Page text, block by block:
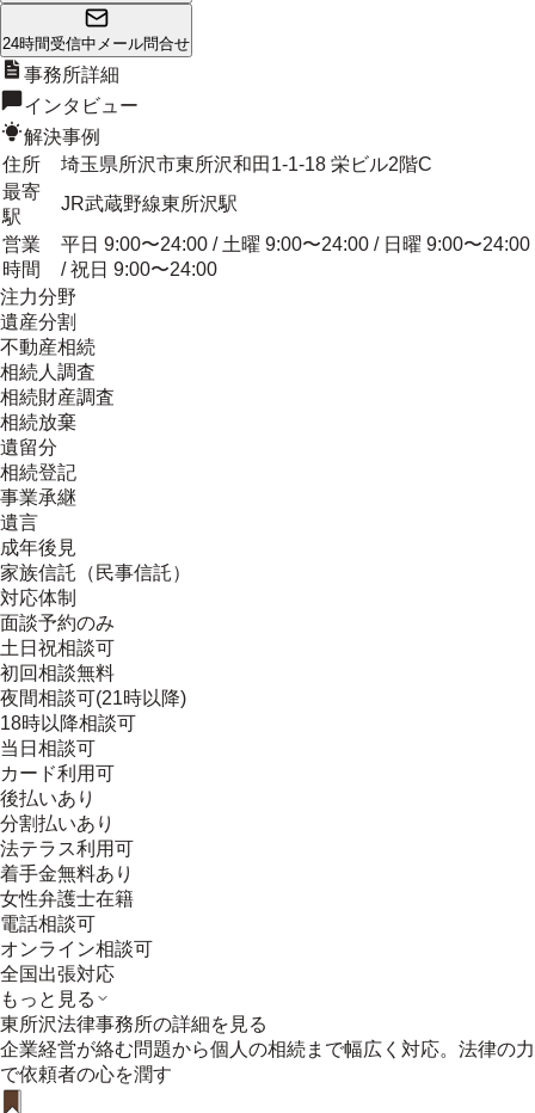
24時間受信中 メール問合せ
事務所詳細
インタビュー
解決事例
住所
埼玉県所沢市東所沢和田1-1-18 栄ビル2階C
最寄
駅
JR武蔵野線東所沢駅
営業
時間
平日 9:00〜24:00 / 土曜 9:00〜24:00 / 日曜 9:00〜24:00
/ 祝日 9:00〜24:00
注力分野
遺産分割
不動産相続
相続人調査
相続財産調査
相続放棄
遺留分
相続登記
事業承継
遺言
成年後見
家族信託（民事信託）
対応体制
面談予約のみ
土日祝相談可
初回相談無料
夜間相談可(21時以降)
18時以降相談可
当日相談可
カード利用可
後払いあり
分割払いあり
法テラス利用可
着手金無料あり
女性弁護士在籍
電話相談可
オンライン相談可
全国出張対応
もっと見る
東所沢法律事務所の詳細を見る
企業経営が絡む問題から個人の相続まで幅広く対応。法律の力
で依頼者の心を潤す